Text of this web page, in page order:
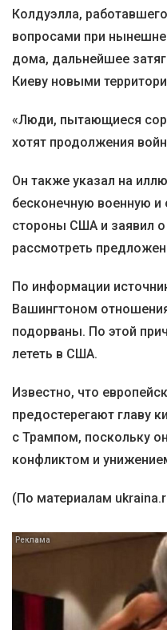
Колдуэлла,
вопросами при
дома, дальнейшее
Киеву новыми
«Люди, пытающиеся
хотят продолжения
Он также указал на
бесконечную военную
стороны США и заявил
рассмотреть
По информации
Вашингтоном
подорваны. По этой
лететь в США.
Известно, что
предостерегают главу
с Трампом, поскольку
конфликтом и
(По материалам